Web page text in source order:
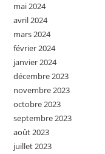
mai 2024
avril 2024
mars 2024
février 2024
janvier 2024
décembre 2023
novembre 2023
octobre 2023
septembre 2023
août 2023
juillet 2023